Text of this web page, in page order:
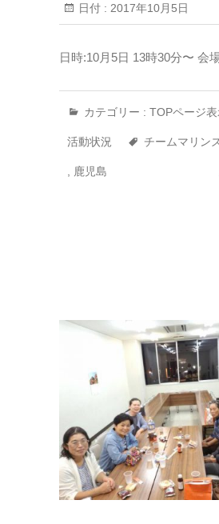
日付 : 2017年10月5日
日時:10月5日 13時30分〜 会
カテゴリー : TOPページ
活動状況 チームマリン
鹿児島